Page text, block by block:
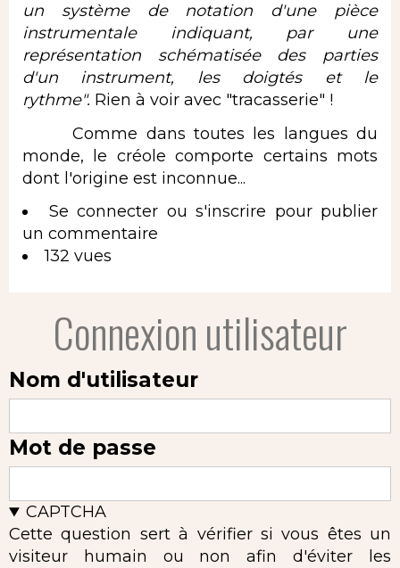
un système de notation d'une pièce
instrumentale indiquant, par une
représentation schématisée des parties
d'un instrument, les doigtés et le
rythme". Rien à voir avec "tracasserie" !
Comme dans toutes les langues du
monde, le créole comporte certains mots
dont l'origine est inconnue...
Se connecter ou s'inscrire pour publier
un commentaire
132 vues
Connexion utilisateur
Nom d'utilisateur
Mot de passe
CAPTCHA
Cette question sert à vérifier si vous êtes un
visiteur humain ou non afin d'éviter les